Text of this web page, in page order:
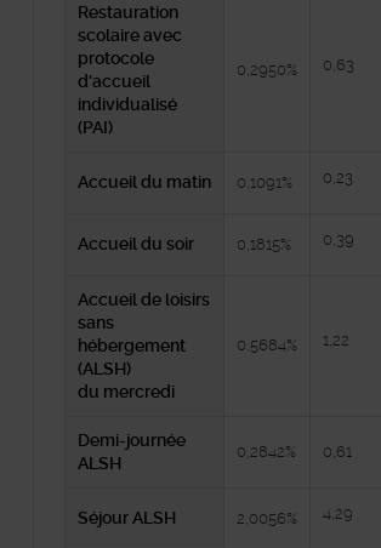
Restauration
scolaire avec
protocole
d'accueil
individualisé
(PAI)
0,2950% 0,63
Accueil du matin 0,1091% 0,23
Accueil du soir 0,1815% 0,39
Accueil de loisirs
sans
hébergement
(ALSH)
du mercredi
0,5684% 1,22
Demi-journée
ALSH
0,2842% 0,61
Séjour ALSH 2,0056% 4,29